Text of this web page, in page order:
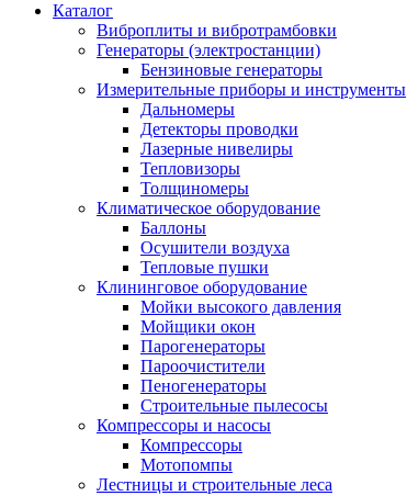
Каталог
Виброплиты и вибротрамбовки
Генераторы (электростанции)
Бензиновые генераторы
Измерительные приборы и инструменты
Дальномеры
Детекторы проводки
Лазерные нивелиры
Тепловизоры
Толщиномеры
Климатическое оборудование
Баллоны
Осушители воздуха
Тепловые пушки
Клининговое оборудование
Мойки высокого давления
Мойщики окон
Парогенераторы
Пароочистители
Пеногенераторы
Строительные пылесосы
Компрессоры и насосы
Компрессоры
Мотопомпы
Лестницы и строительные леса